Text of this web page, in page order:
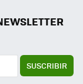
SUSCRIBIR